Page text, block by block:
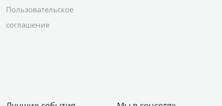
Пользовательское
соглашение